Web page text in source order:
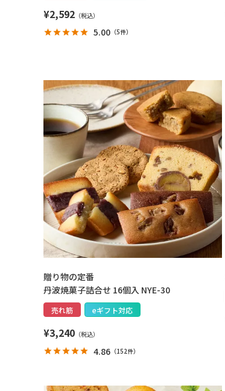
¥2,592
5.00 （5件）
贈り物の定番
丹波焼菓子詰合せ 16個入 NYE-30
売れ筋 eギフト対応
¥3,240
4.86 （152件）